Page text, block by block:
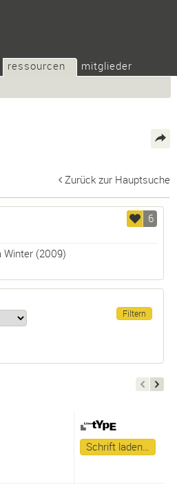
ressourcen
mitglieder
Zurück zur Hauptsuche
6
Winter(2009)
Schrift laden…